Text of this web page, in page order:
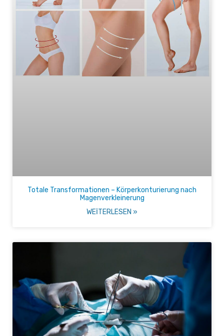
Totale Transformationen – Körperkonturierung nach
Magenverkleinerung
WEITERLESEN »